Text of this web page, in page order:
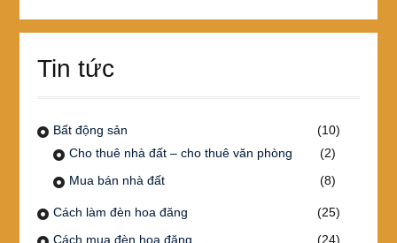
Tin tức
Bất động sản
(10)
Cho thuê nhà đất – cho thuê văn phòng
(2)
Mua bán nhà đất
(8)
Cách làm đèn hoa đăng
(25)
Cách mua đèn hoa đăng
(24)